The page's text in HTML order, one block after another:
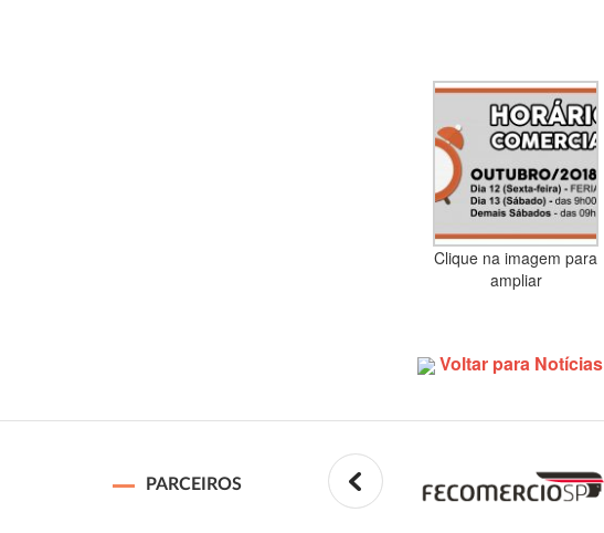
Clique na imagem para
ampliar
Voltar para Notícias
PARCEIROS